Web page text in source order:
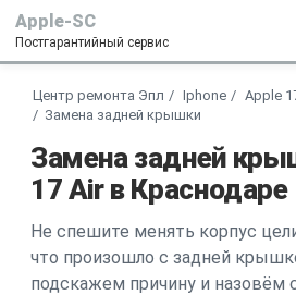
Apple-SC
Постгарантийный сервис
Центр ремонта Эпл Iphone
Apple
Замена задней крышки
Замена задней
17 Air в Краснодаре
Не спешите менять корпус
что произошло с задней
подскажем причину и назовём